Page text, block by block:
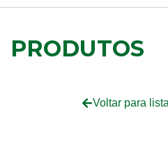
PRODUTOS
Voltar para